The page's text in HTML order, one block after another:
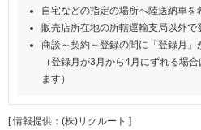
自宅などの指定の場所へ陸送納車を
販売店所在地の所轄運輸支局以外で
商談～契約～登録の間に「登録月」
（登録月が3月から4月にずれる場
ます）
[ 情報提供：(株)リクルート ]